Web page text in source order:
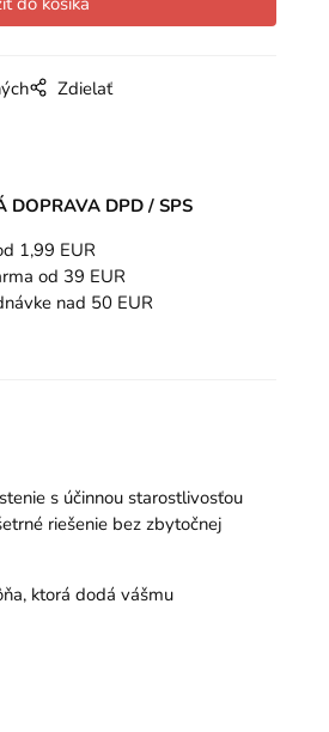
Zdielať
DOPRAVA DPD / SPS
1,99 EUR
od 39 EUR
nad 50 EUR
s účinnou starostlivosťou
riešenie bez zbytočnej
ktorá dodá vášmu